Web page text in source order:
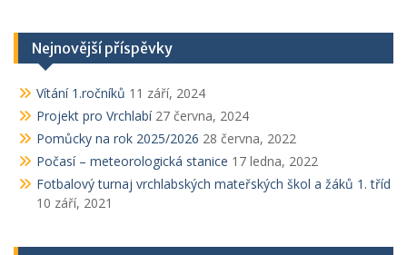
Nejnovější příspěvky
Vítání 1.ročníků 11 září, 2024
Projekt pro Vrchlabí 27 června, 2024
Pomůcky na rok 2025/2026 28 června, 2022
Počasí – meteorologická stanice 17 ledna, 2022
Fotbalový turnaj vrchlabských mateřských škol a žáků 1. tříd
10 září, 2021